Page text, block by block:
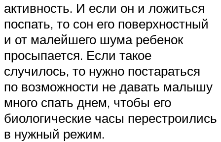
активность. И если он и ложиться
поспать, то сон его поверхностный
и от малейшего шума ребенок
просыпается. Если такое
случилось, то нужно постараться
по возможности не давать малышу
много спать днем, чтобы его
биологические часы перестроились
в нужный режим.